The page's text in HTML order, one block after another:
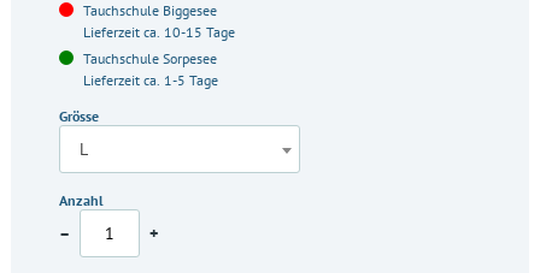
Tauchschule Biggesee
Lieferzeit ca. 10-15 Tage
Tauchschule Sorpesee
Lieferzeit ca. 1-5 Tage
Grösse
L
Anzahl
– +